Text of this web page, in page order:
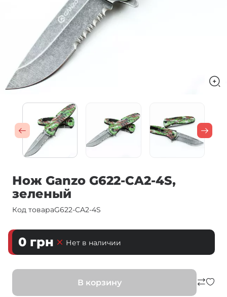
Нож Ganzo G622-CA2-4S,
зеленый
Код товараG622-CA2-4S
0 грн Нет в наличии
В корзину